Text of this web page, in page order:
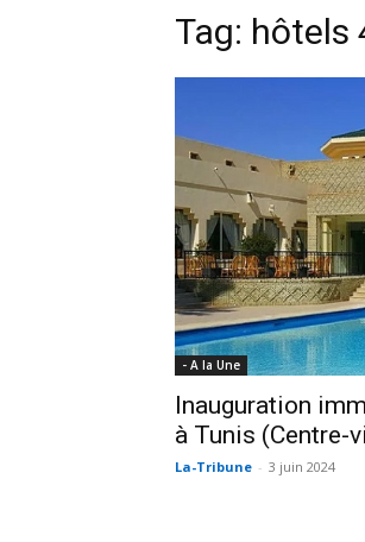
Tag: hôtels
- A la Une
Inauguration
à Tunis (Centre-
La-Tribune - 3 juin 2024